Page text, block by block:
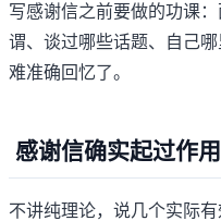
写感谢信之前要做的功课
谓、谈过哪些话题、自己
难准确回忆了。
感谢信确实起过作
不讲纯理论，说几个实际有